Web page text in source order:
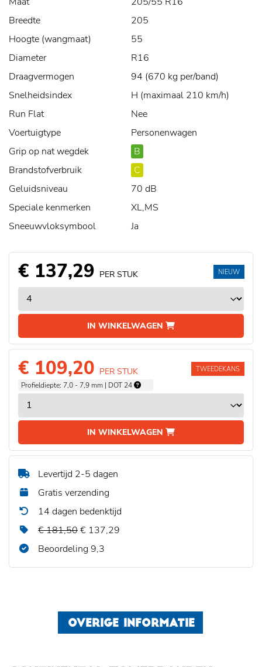
Breedte
205
Hoogte (wangmaat)
55
Diameter
R16
Draagvermogen
94 (670 kg per/band)
Snelheidsindex
H (maximaal 210 km/h)
Run Flat
Nee
Voertuigtype
Personenwagen
Grip op nat wegdek
B
Brandstofverbruik
C
Geluidsniveau
70 dB
Speciale kenmerken
XL,MS
Sneeuwvloksymbool
Ja
€ 137,29 PER STUK
IN WINKELWAGEN
NIEUW
€ 109,20 PER STUK
Profieldiepte: 7,0 - 7,9 mm | DOT 24
IN WINKELWAGEN
TWEEDEKANS
Levertijd 2-5 dagen
Gratis verzending
14 dagen bedenktijd
€ 181,50€ 137,29
Beoordeling 9,3
OVERIGE INFORMATIE